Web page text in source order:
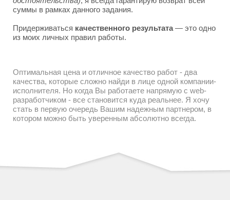
суммы в рамках данного задания.
Придерживаться качественного результата— это одно
из моих личных правил работы.
Оптимальная цена и отличное качество работ - два
качества, которые сложно найди в лице одной компании-
исполнителя. Но когда Вы работаете напрямую с web-
разработчиком - все становится куда реальнее. Я хочу
стать в первую очередь Вашим надежным партнером, в
котором можно быть уверенным абсолютно всегда.